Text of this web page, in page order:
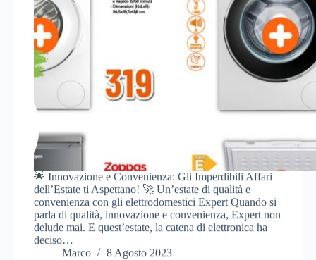
🌟 Innovazione e Convenienza: Gli Imperdibili Affari
dell’Estate ti Aspettano! 🚀 Un’estate di qualità e
convenienza con gli elettrodomestici Expert Quando si
parla di qualità, innovazione e convenienza, Expert non
delude mai. E quest’estate, la catena di elettronica ha
deciso…
Marco
8 Agosto 2023